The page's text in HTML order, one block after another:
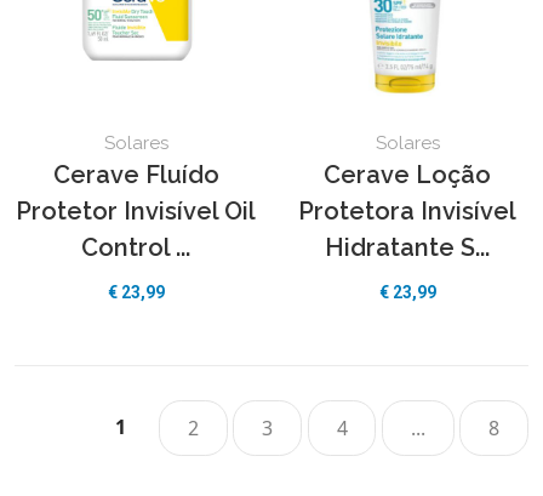
Solares
Cerave Fluído
Protetor Invisível Oil
Control ...
€ 23,99
Solares
Cerave Loção
Protetora Invisível
Hidratante S...
€ 23,99
1 2 3 4 ... 8